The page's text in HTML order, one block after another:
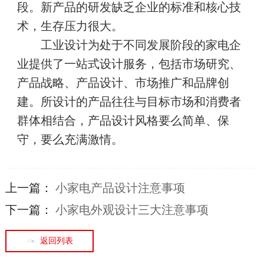
段。新产品的研发缺乏企业的标准和核心技
术，生存压力很大。
工业设计为处于不同发展阶段的家电企
业提供了一站式设计服务，包括市场研究、
产品战略、产品设计、市场推广和品牌创
建。所设计的产品往往与目标市场和消费者
群体相结合，产品设计风格要么简单、保
守，要么充满激情。
上一篇： ​小家电产品设计注意事项
下一篇： 小家电外观设计三大注意事项
返回列表